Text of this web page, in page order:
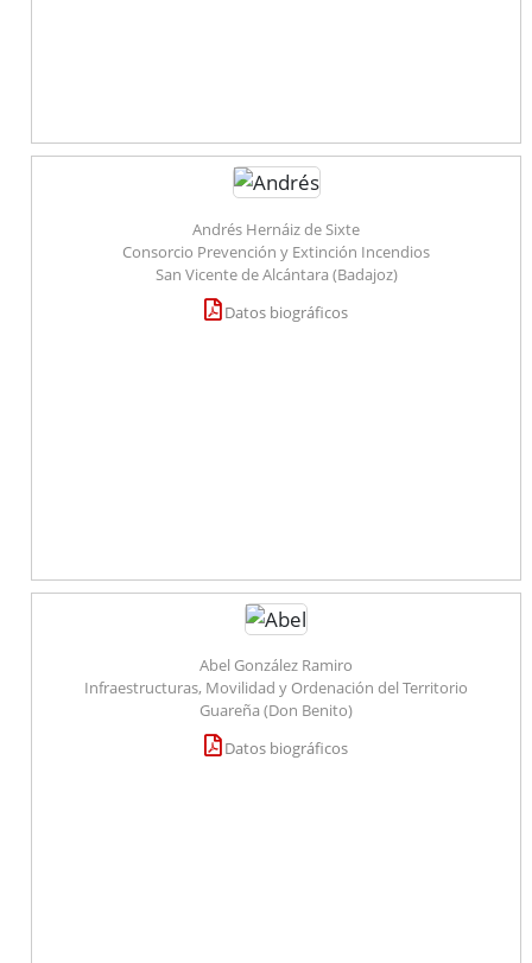
Andrés Hernáiz de Sixte
Consorcio Prevención y Extinción Incendios
San Vicente de Alcántara (Badajoz)
Datos biográficos
Abel González Ramiro
Infraestructuras, Movilidad y Ordenación del Territorio
Guareña (Don Benito)
Datos biográficos